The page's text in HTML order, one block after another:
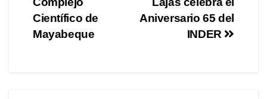
o
o
navigation
Aniversario 65 del
INDER
Científico de
Mayabeque